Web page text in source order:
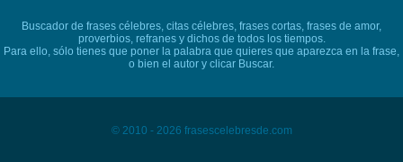
Buscador de frases célebres, citas célebres, frases cortas, frases de amor,
proverbios, refranes y dichos de todos los tiempos.
Para ello, sólo tienes que poner la palabra que quieres que aparezca en la frase,
o bien el autor y clicar Buscar.
© 2010 - 2026 frasescelebresde.com